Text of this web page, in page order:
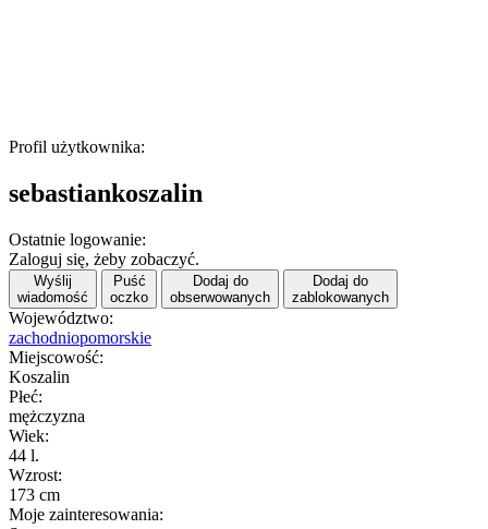
Profil użytkownika:
sebastiankoszalin
Ostatnie logowanie:
Zaloguj się, żeby zobaczyć.
Wyślij
wiadomość
Puść
oczko
Dodaj do
obserwowanych
Dodaj do
zablokowanych
Województwo:
zachodniopomorskie
Miejscowość:
Koszalin
Płeć:
mężczyzna
Wiek:
44 l.
Wzrost:
173 cm
Moje zainteresowania: